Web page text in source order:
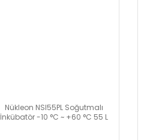
Nükleon NSI55PL Soğutmalı
İnkübatör -10 °C ~ +60 °C 55 L